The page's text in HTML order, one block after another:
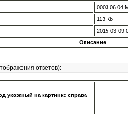
113 Kb
2015-03-09
Описание:
ответов):
указаный на картинке справа